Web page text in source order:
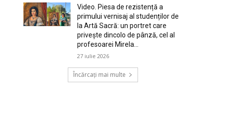
Video. Piesa de rezistență a
primului vernisaj al studenților de
la Artă Sacră: un portret care
privește dincolo de pânză, cel al
profesoarei Mirela...
27 iulie 2026
Încărcați mai multe